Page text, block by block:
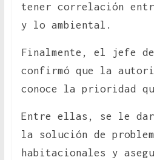
tener correlación
y lo ambiental.
Finalmente, el jefe
confirmó que la
conoce la prioridad
Entre ellas, se le
la solución de
habitacionales y